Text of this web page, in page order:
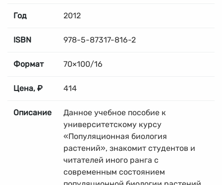
Год 2012
ISBN 978-5-87317-816-2
Формат 70×100/16
Цена, ₽ 414
Описание
Данное учебное пособие к
университетскому курсу
«Популяционная биология
растений», знакомит студентов и
читателей иного ранга с
современным состоянием